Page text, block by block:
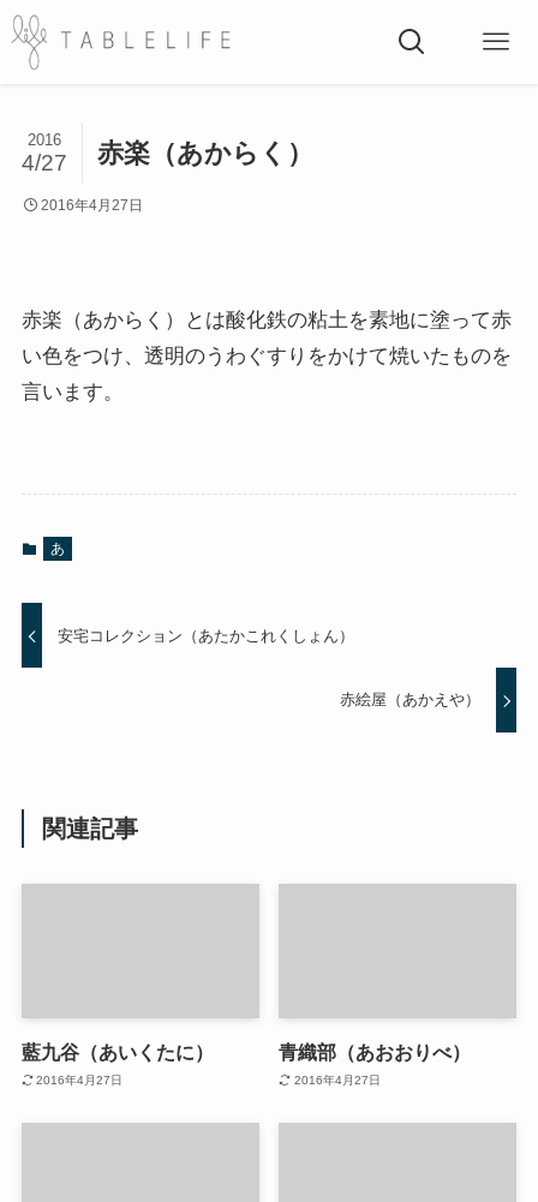
赤楽（あからく）
2016
4/27
2016年4月27日
赤楽（あからく）とは酸化鉄の粘土を素地に塗って赤
い色をつけ、透明のうわぐすりをかけて焼いたものを
言います。
あ
安宅コレクション（あたかこれくしょん）
赤絵屋（あかえや）
関連記事
藍九谷（あいくたに）
2016年4月27日
青織部（あおおりべ）
2016年4月27日